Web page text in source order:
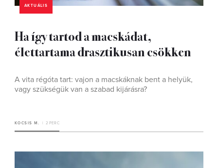
AKTUÁLIS
Ha így tartod a macskádat,
élettartama drasztikusan csökken
A vita régóta tart: vajon a macskáknak bent a helyük,
vagy szükségük van a szabad kijárásra?
KOCSIS M. 2 PERC